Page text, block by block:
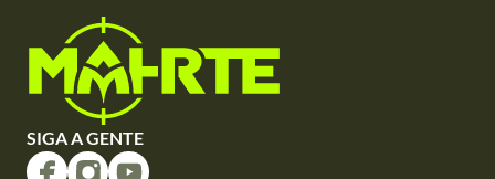
SIGA A GENTE